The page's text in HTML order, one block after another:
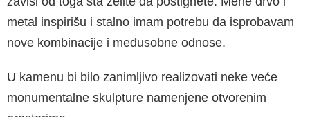
metal inspirišu i stalno imam potrebu da isprobavam
nove kombinacije i međusobne odnose.
U kamenu bi bilo zanimljivo realizovati neke veće
monumentalne skulpture namenjene otvorenim